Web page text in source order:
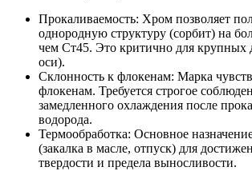
Прокаливаемость: Хром позволяет
однородную структуру (сорбит) на
чем Ст45. Это критично для крупных
оси).
Склонность к флокенам: Марка
флокенам. Требуется строгое
замедленного охлаждения после
водорода.
Термообработка: Основное
(закалка в масле, отпуск) для
твердости и предела выносливости.